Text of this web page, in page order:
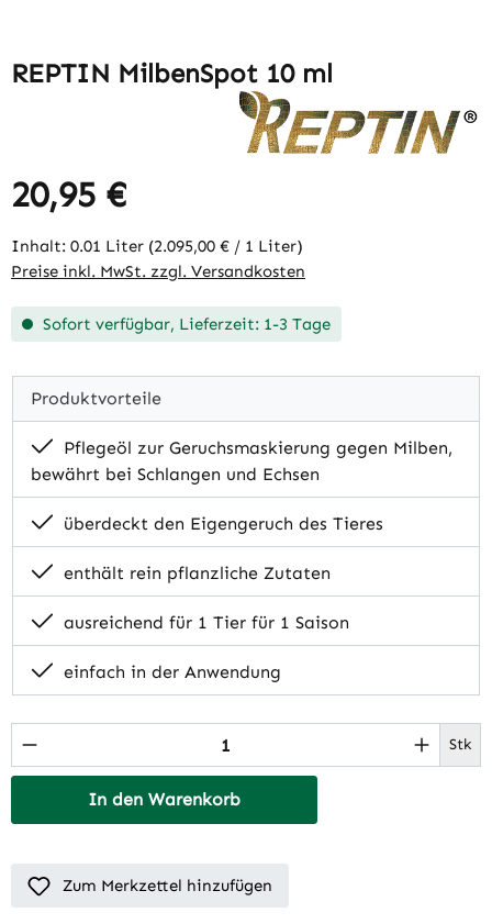
REPTIN MilbenSpot 10 ml
Regulärer Preis:
20,95 €
Inhalt: 0.01 Liter (2.095,00 € / 1 Liter)
Preise inkl. MwSt. zzgl. Versandkosten
Sofort verfügbar, Lieferzeit: 1-3 Tage
Produktvorteile
Pflegeöl zur Geruchsmaskierung gegen Milben,
bewährt bei Schlangen und Echsen
überdeckt den Eigengeruch des Tieres
enthält rein pflanzliche Zutaten
ausreichend für 1 Tier für 1 Saison
einfach in der Anwendung
Produkt Anzahl: Gib den gewünschten Stk
In den Warenkorb
Zum Merkzettel hinzufügen